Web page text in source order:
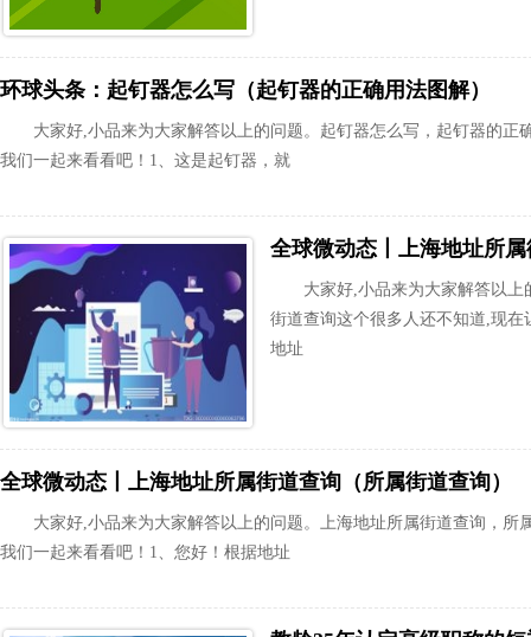
环球头条：起钉器怎么写（起钉器的正确用法图解）
大家好,小品来为大家解答以上的问题。起钉器怎么写，起钉器的正
我们一起来看看吧！1、这是起钉器，就
全球微动态丨上海地址所
大家好,小品来为大家解答以
街道查询这个很多人还不知道,现
地址
全球微动态丨上海地址所属街道查询（所属街道查询）
大家好,小品来为大家解答以上的问题。上海地址所属街道查询，所
我们一起来看看吧！1、您好！根据地址